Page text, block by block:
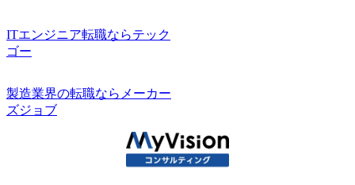
ITエンジニア転職ならテック
ゴー
製造業界の転職ならメーカー
ズジョブ